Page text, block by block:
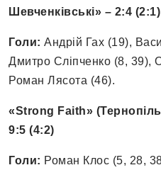
Шевченківські» – 2:4 (2:1)
Голи: Андрій Гах (19),
Дмитро Сліпченко (8, 39),
Роман Лясота (46).
«Strong Faith»
9:5 (4:2)
Голи: Роман Клос (5, 28,